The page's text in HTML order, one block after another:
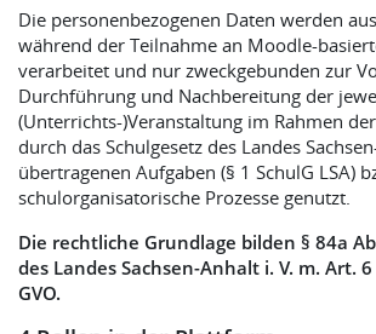
Die personenbezogenen Daten werden
während der Teilnahme an Moodle-
verarbeitet und nur zweckgebunden zur
Durchführung und Nachbereitung der
(Unterrichts-)Veranstaltung im Rahmen
durch das Schulgesetz des Landes
übertragenen Aufgaben (§ 1 SchulG LSA)
schulorganisatorische Prozesse genutzt.
Die rechtliche Grundlage bilden § 84a
des Landes Sachsen-Anhalt i. V. m. Art.
GVO.